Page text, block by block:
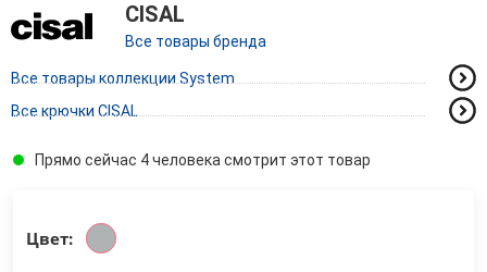
CISAL
Все товары бренда
Все товары коллекции System
Все крючки CISAL
Прямо сейчас 4 человека смотрит этот товар
Цвет: